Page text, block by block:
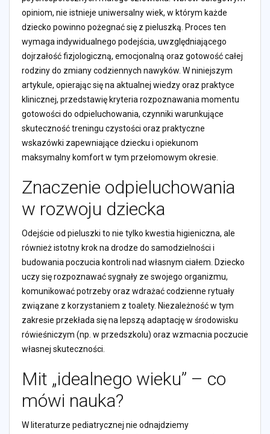
opiniom, nie istnieje uniwersalny wiek, w którym każde
dziecko powinno pożegnać się z pieluszką. Proces ten
wymaga indywidualnego podejścia, uwzględniającego
dojrzałość fizjologiczną, emocjonalną oraz gotowość całej
rodziny do zmiany codziennych nawyków. W niniejszym
artykule, opierając się na aktualnej wiedzy oraz praktyce
klinicznej, przedstawię kryteria rozpoznawania momentu
gotowości do odpieluchowania, czynniki warunkujące
skuteczność treningu czystości oraz praktyczne
wskazówki zapewniające dziecku i opiekunom
maksymalny komfort w tym przełomowym okresie.
Znaczenie odpieluchowania
w rozwoju dziecka
Odejście od pieluszki to nie tylko kwestia higieniczna, ale
również istotny krok na drodze do samodzielności i
budowania poczucia kontroli nad własnym ciałem. Dziecko
uczy się rozpoznawać sygnały ze swojego organizmu,
komunikować potrzeby oraz wdrażać codzienne rytuały
związane z korzystaniem z toalety. Niezależność w tym
zakresie przekłada się na lepszą adaptację w środowisku
rówieśniczym (np. w przedszkolu) oraz wzmacnia poczucie
własnej skuteczności.
Mit „idealnego wieku” – co
mówi nauka?
W literaturze pediatrycznej nie odnajdziemy